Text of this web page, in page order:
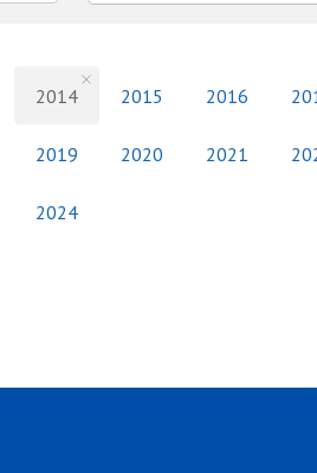
2014 2015 2016
2019 2020 2021
2024